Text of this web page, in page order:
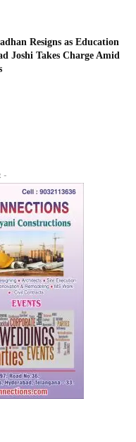
Resigns as Education
Joshi Takes Charge Amid
-